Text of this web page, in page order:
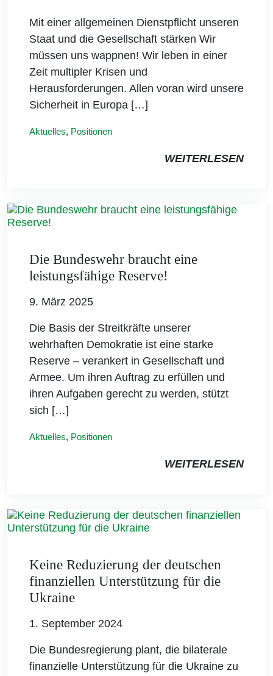
Mit einer allgemeinen Dienstpflicht unseren
Staat und die Gesellschaft stärken Wir
müssen uns wappnen! Wir leben in einer
Zeit multipler Krisen und
Herausforderungen. Allen voran wird unsere
Sicherheit in Europa […]
Aktuelles, Positionen
WEITERLESEN
Die Bundeswehr braucht eine
leistungsfähige Reserve!
9. März 2025
Die Basis der Streitkräfte unserer
wehrhaften Demokratie ist eine starke
Reserve – verankert in Gesellschaft und
Armee. Um ihren Auftrag zu erfüllen und
ihren Aufgaben gerecht zu werden, stützt
sich […]
Aktuelles, Positionen
WEITERLESEN
Keine Reduzierung der deutschen
finanziellen Unterstützung für die
Ukraine
1. September 2024
Die Bundesregierung plant, die bilaterale
finanzielle Unterstützung für die Ukraine zu